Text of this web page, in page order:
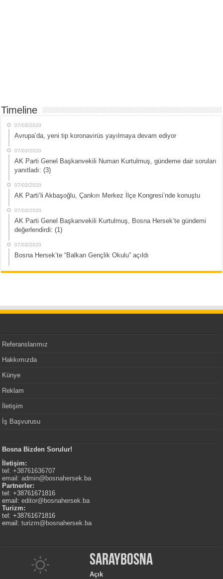
Timeline
07/03/2020
Avrupa’da, yeni tip koronavirüs yayılmaya devam ediyor
07/03/2020
AK Parti Genel Başkanvekili Numan Kurtulmuş, gündeme dair soruları
yanıtladı: (3)
07/03/2020
AK Parti’li Akbaşoğlu, Çankırı Merkez İlçe Kongresi’nde konuştu
07/03/2020
AK Parti Genel Başkanvekili Kurtulmuş, Bosna Hersek’te gündemi
değerlendirdi: (1)
07/03/2020
Bosna Hersek’te “Balkan Gençlik Okulu” açıldı
Referanslarımız
Hakkımızda
Künye
Reklam
İletişim
İş Başvurusu
Bosna Bizden Sorulur!
İletişim:
tel: +38761636707
email:admin@bosnahersek.ba
Partnerler:
tel: +38761671816
email:editor@bosnahersek.ba
Turizm:
tel: +38761671816
email:turizm@bosnahersek.ba
Saraybosna
Açık